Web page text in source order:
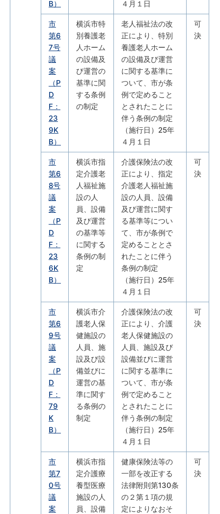
B）
４月１日
市
第6
7号
議
案
（P
D
F：
23
9K
B）
横浜市特
別養護老
人ホーム
の設備及
び運営の
基準に関
する条例
の制定
老人福祉法の改
正により、特別
養護老人ホーム
の設備及び運営
に関する基準に
ついて、市が条
例で定めること
とされたことに
伴う条例の制定
（施行日）25年
４月１日
可
決
市
第6
8号
議
案
（P
D
F：
23
6K
B）
横浜市指
定介護老
人福祉施
設の人
員、設備
及び運営
の基準等
に関する
条例の制
定
介護保険法の改
正により、指定
介護老人福祉施
設の人員、設備
及び運営に関す
る基準等につい
て、市が条例で
定めることとさ
れたことに伴う
条例の制定
（施行日）25年
４月１日
可
決
市
第6
9号
議
案
（P
D
F：
79
K
B）
横浜市介
護老人保
健施設の
人員、施
設及び設
備並びに
運営の基
準に関す
る条例の
制定
介護保険法の改
正により、介護
老人保健施設の
人員、施設及び
設備並びに運営
に関する基準に
ついて、市が条
例で定めること
とされたことに
伴う条例の制定
（施行日）25年
４月１日
可
決
市
第7
0号
議
案
横浜市指
定介護療
養型医療
施設の人
員、設備
健康保険法等の
一部を改正する
法律附則第130条
の２第１項の規
定によりなおそ
可
決